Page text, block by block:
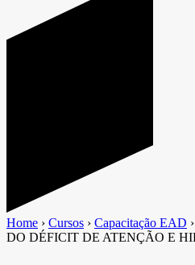
Home › Cursos › Capacitação EAD ›
DO DÉFICIT DE ATENÇÃO E